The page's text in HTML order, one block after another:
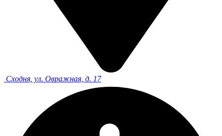
Сходня, ул. Овражная, д. 17